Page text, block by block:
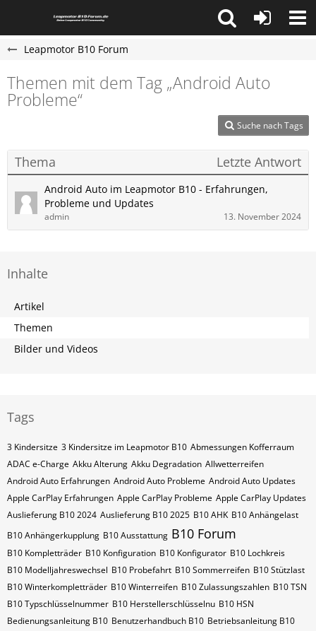
Leapmotor B10 Forum
Themen mit dem Tag „Android Auto
Probleme“
Suche nach Tags
Thema Letzte Antwort
Android Auto im Leapmotor B10 - Erfahrungen,
Probleme und Updates
admin 13. November 2024
Inhalte
Artikel
Themen
Bilder und Videos
Tags
3 Kindersitze 3 Kindersitze im Leapmotor B10 Abmessungen Kofferraum
ADAC e-Charge Akku Alterung Akku Degradation Allwetterreifen
Android Auto Erfahrungen Android Auto Probleme Android Auto Updates
Apple CarPlay Erfahrungen Apple CarPlay Probleme Apple CarPlay Updates
Auslieferung B10 2024 Auslieferung B10 2025 B10 AHK B10 Anhängelast
B10 Anhängerkupplung B10 Ausstattung B10 Forum
B10 Kompletträder B10 Konfiguration B10 Konfigurator B10 Lochkreis
B10 Modelljahreswechsel B10 Probefahrt B10 Sommerreifen B10 Stützlast
B10 Winterkompletträder B10 Winterreifen B10 Zulassungszahlen B10​​​​ TSN
B10​​​​ Typschlüsselnummer B10​​​​​ Herstellerschlüsselnu B10​​​​​ HSN
Bedienungsanleitung B10 Benutzerhandbuch B10 Betriebsanleitung B10